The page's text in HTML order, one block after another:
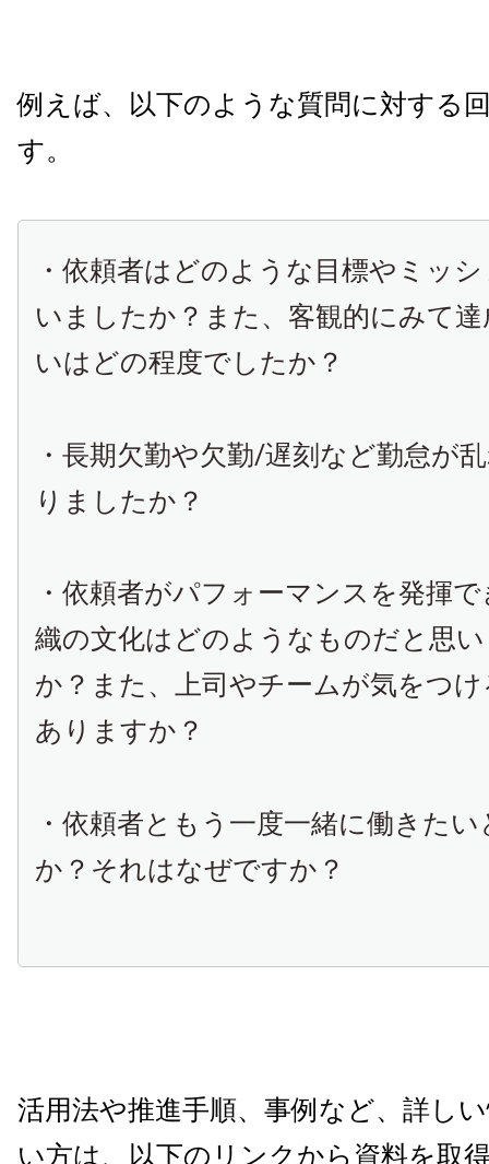
例えば、以下のような質問に対する
す。
・依頼者はどのような目標やミッ
いましたか？また、客観的にみて達
いはどの程度でしたか？
・長期欠勤や欠勤/遅刻など勤怠が
りましたか？
・依頼者がパフォーマンスを発揮
織の文化はどのようなものだと思
か？また、上司やチームが気をつ
ありますか？
・依頼者ともう一度一緒に働きた
か？それはなぜですか？
活用法や推進手順、事例など、詳し
い方は、以下のリンクから資料を取